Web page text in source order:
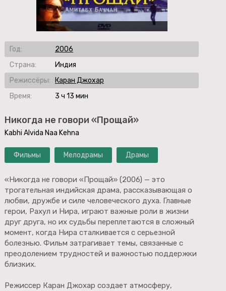
Никогда не говори «Прощай»
Kabhi Alvida Naa Kehna
Фильмы Мелодрамы Драмы
«Никогда не говори «Прощай» (2006) — это
трогательная индийская драма, рассказывающая о
любви, дружбе и силе человеческого духа. Главные
герои, Рахул и Нира, играют важные роли в жизни
друг друга, но их судьбы переплетаются в сложный
момент, когда Нира сталкивается с серьезной
болезнью. Фильм затрагивает темы, связанные с
преодолением трудностей и важностью поддержки
близких.
Режиссер Каран Джохар создает атмосферу,
Год:
2006
Страна:
Индия
Режиссёры:
Каран Джохар
Время:
3 ч 13 мин